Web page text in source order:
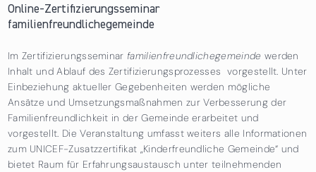
Online-Zertifizierungsseminar
familienfreundlichegemeinde
Im Zertifizierungsseminar familienfreundlichegemeinde werden
Inhalt und Ablauf des Zertifizierungsprozesses vorgestellt. Unter
Einbeziehung aktueller Gegebenheiten werden mögliche
Ansätze und Umsetzungsmaßnahmen zur Verbesserung der
Familienfreundlichkeit in der Gemeinde erarbeitet und
vorgestellt. Die Veranstaltung umfasst weiters alle Informationen
zum UNICEF-Zusatzzertifikat „Kinderfreundliche Gemeinde“ und
bietet Raum für Erfahrungsaustausch unter teilnehmenden